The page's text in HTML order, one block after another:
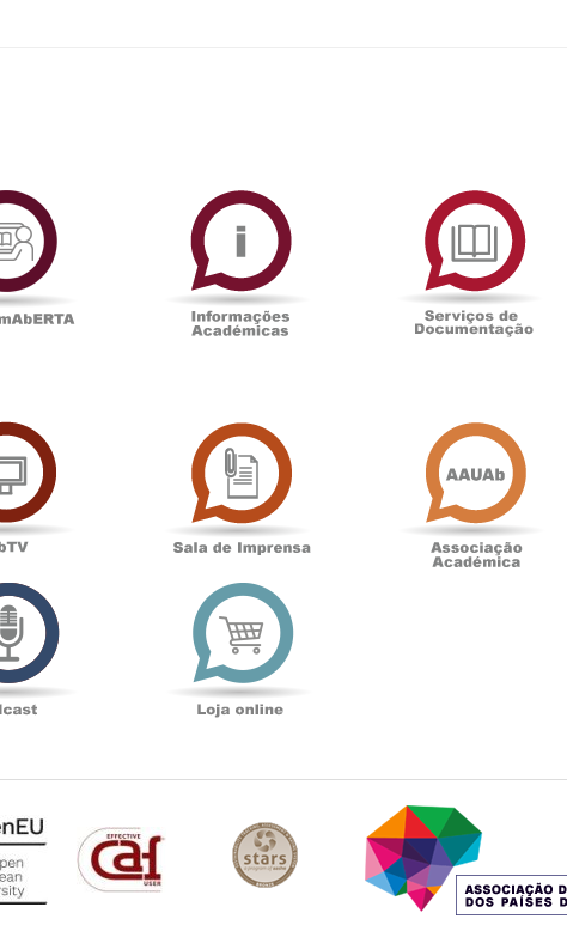
PlataformAberta
Académicas